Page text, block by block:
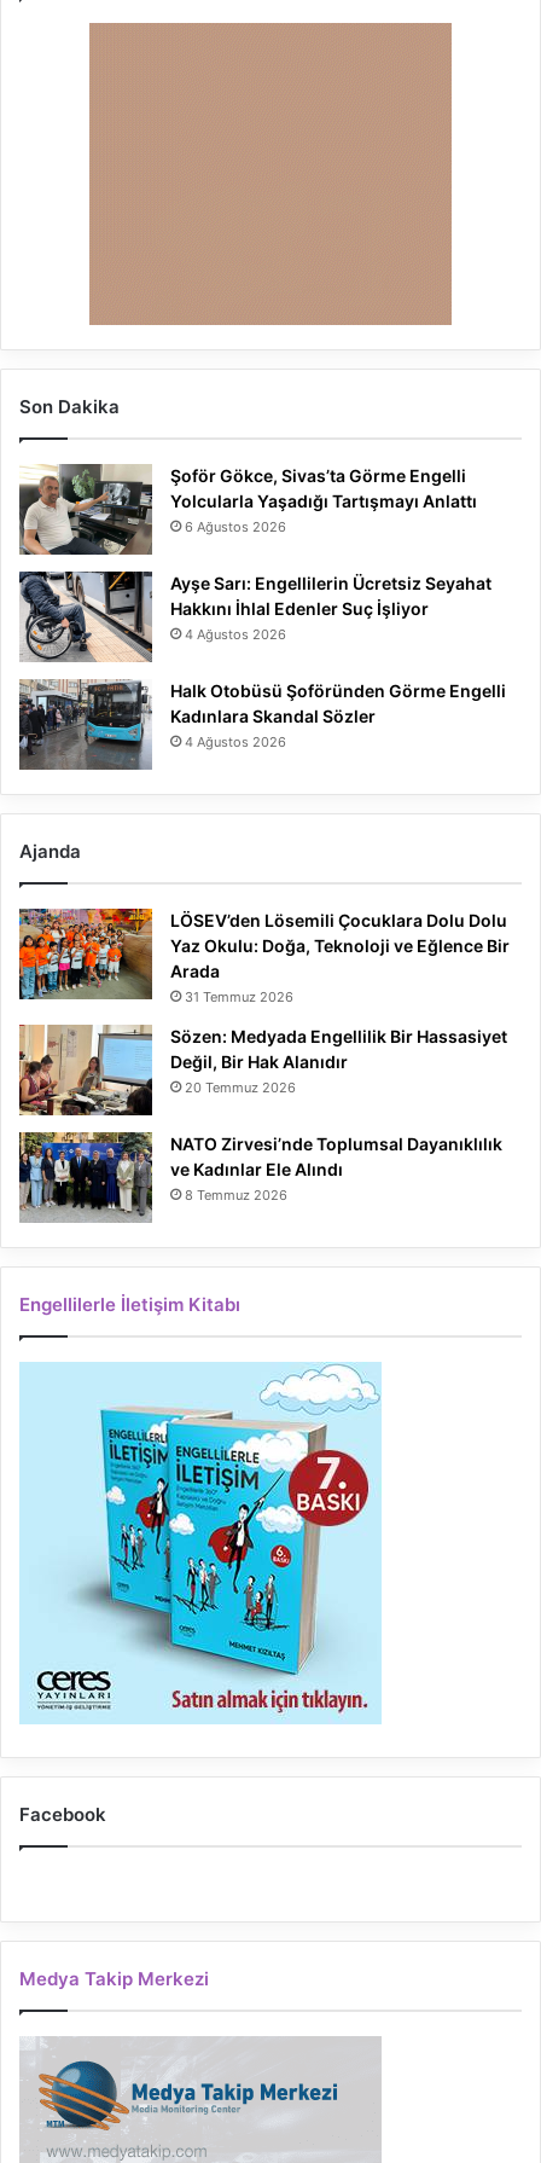
Son Dakika
Şoför Gökce, Sivas’ta Görme Engelli
Yolcularla Yaşadığı Tartışmayı Anlattı
6 Ağustos 2026
Ayşe Sarı: Engellilerin Ücretsiz Seyahat
Hakkını İhlal Edenler Suç İşliyor
4 Ağustos 2026
Halk Otobüsü Şoföründen Görme Engelli
Kadınlara Skandal Sözler
4 Ağustos 2026
Ajanda
LÖSEV’den Lösemili Çocuklara Dolu Dolu
Yaz Okulu: Doğa, Teknoloji ve Eğlence Bir
Arada
31 Temmuz 2026
Sözen: Medyada Engellilik Bir Hassasiyet
Değil, Bir Hak Alanıdır
20 Temmuz 2026
NATO Zirvesi’nde Toplumsal Dayanıklılık
ve Kadınlar Ele Alındı
8 Temmuz 2026
Engellilerle İletişim Kitabı
Facebook
Medya Takip Merkezi